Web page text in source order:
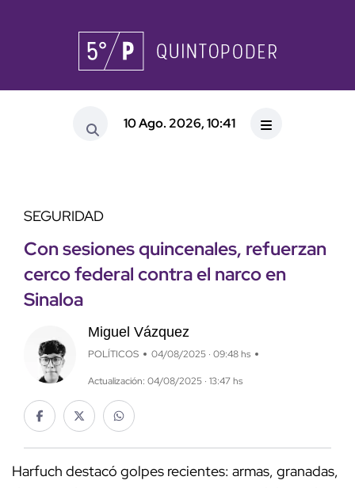
10 Ago. 2026, 10:41
SEGURIDAD
Con sesiones quincenales, refuerzan
cerco federal contra el narco en
Sinaloa
Miguel Vázquez
POLÍTICOS 04/08/2025 · 09:48 hs
Actualización: 04/08/2025 · 13:47 hs
Harfuch destacó golpes recientes: armas, granadas,